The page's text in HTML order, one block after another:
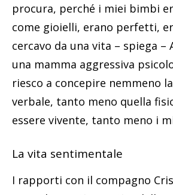
procura, perché i miei bimbi
come gioielli, erano perfetti,
cercavo da una vita – spiega –
una mamma aggressiva
riesco a concepire nemmeno
verbale, tanto meno quella
essere vivente, tanto meno i
La vita sentimentale
I rapporti con il compagno